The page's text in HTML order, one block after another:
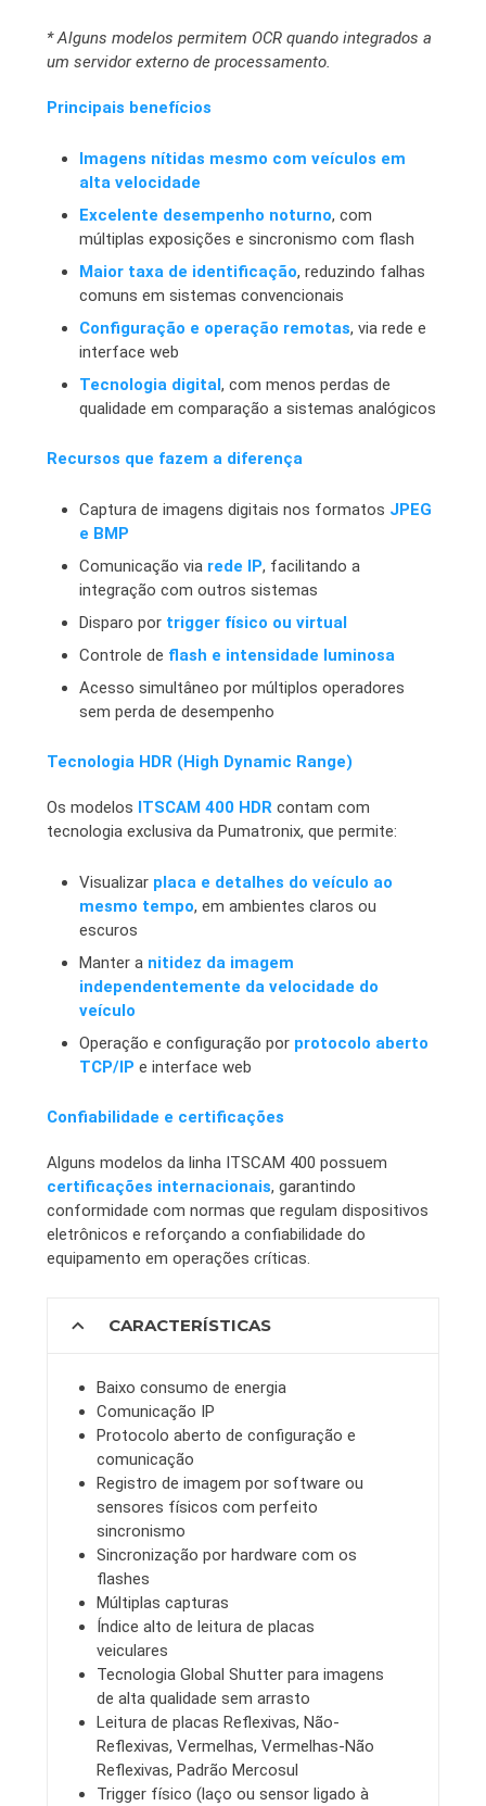
* Alguns modelos permitem OCR quando integrados a
um servidor externo de processamento.
Principais benefícios
Imagens nítidas mesmo com veículos em
alta velocidade
Excelente desempenho noturno, com
múltiplas exposições e sincronismo com flash
Maior taxa de identificação, reduzindo falhas
comuns em sistemas convencionais
Configuração e operação remotas, via rede e
interface web
Tecnologia digital, com menos perdas de
qualidade em comparação a sistemas analógicos
Recursos que fazem a diferença
Captura de imagens digitais nos formatos JPEG
e BMP
Comunicação via rede IP, facilitando a
integração com outros sistemas
Disparo por trigger físico ou virtual
Controle de flash e intensidade luminosa
Acesso simultâneo por múltiplos operadores
sem perda de desempenho
Tecnologia HDR (High Dynamic Range)
Os modelos ITSCAM 400 HDR contam com
tecnologia exclusiva da Pumatronix, que permite:
Visualizar placa e detalhes do veículo ao
mesmo tempo, em ambientes claros ou
escuros
Manter a nitidez da imagem
independentemente da velocidade do
veículo
Operação e configuração por protocolo aberto
TCP/IP e interface web
Confiabilidade e certificações
Alguns modelos da linha ITSCAM 400 possuem
certificações internacionais, garantindo
conformidade com normas que regulam dispositivos
eletrônicos e reforçando a confiabilidade do
equipamento em operações críticas.
expand_more CARACTERÍSTICAS
Baixo consumo de energia
Comunicação IP
Protocolo aberto de configuração e
comunicação
Registro de imagem por software ou
sensores físicos com perfeito
sincronismo
Sincronização por hardware com os
flashes
Múltiplas capturas
Índice alto de leitura de placas
veiculares
Tecnologia Global Shutter para imagens
de alta qualidade sem arrasto
Leitura de placas Reflexivas, Não-
Reflexivas, Vermelhas, Vermelhas-Não
Reflexivas, Padrão Mercosul
Trigger físico (laço ou sensor ligado à